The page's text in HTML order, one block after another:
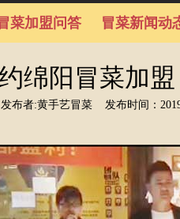
菜加盟问答 冒菜新闻动
绵阳冒菜加
发布者:黄手艺冒菜 发布时间：